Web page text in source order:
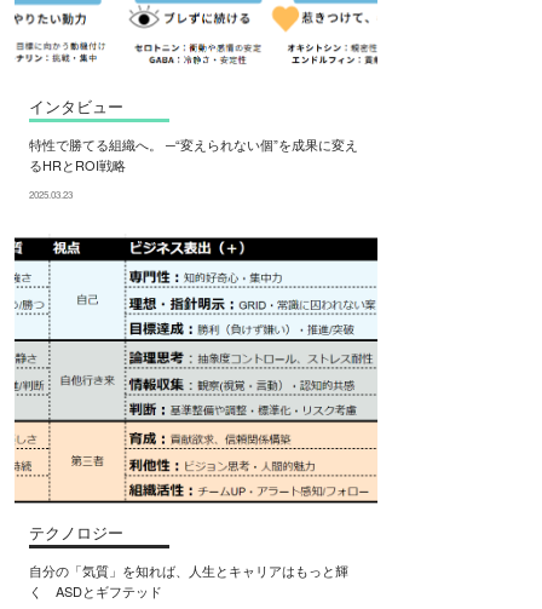
インタビュー
特性で勝てる組織へ。 ─“変えられない個”を成果に変え
るHRとROI戦略
2025.03.23
テクノロジー
自分の「気質」を知れば、人生とキャリアはもっと輝
く ASDとギフテッド